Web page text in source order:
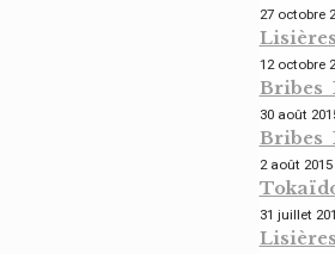
27 octobre
12 octobre
Bribes
30 août
Bribes
2 août 2015
31 juillet